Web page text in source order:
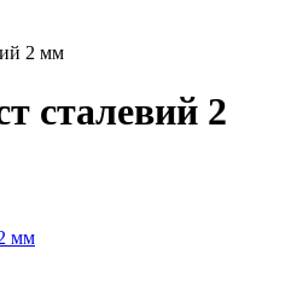
2 мм
сталевий 2